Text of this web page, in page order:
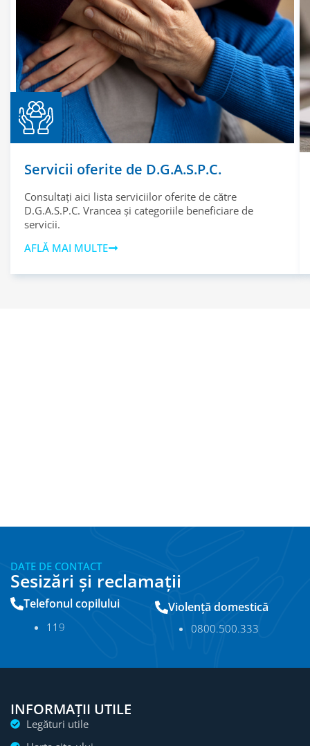
Servicii oferite de D.G.A.S.P.C.
Consultați aici lista serviciilor oferite de către
D.G.A.S.P.C. Vrancea și categoriile beneficiare de
servicii.
AFLĂ MAI MULTE
DATE DE CONTACT
Sesizări și reclamații
Telefonul copilului
11 9
Violență domestică
0800.500.333
INFORMAȚII UTILE
Legături utile